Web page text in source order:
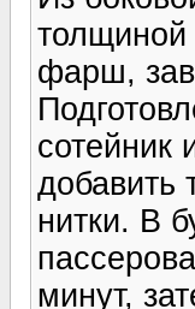
толщиной
фарш,
сотейник
добавить
нитки. В
минут,